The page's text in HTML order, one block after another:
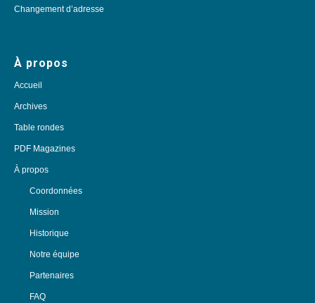
Changement d’adresse
À propos
Accueil
Archives
Table rondes
PDF Magazines
À propos
Coordonnées
Mission
Historique
Notre équipe
Partenaires
FAQ